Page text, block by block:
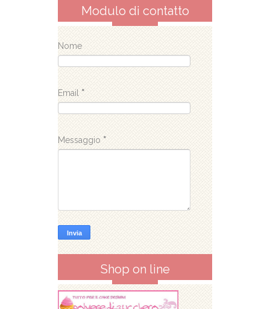
Modulo di contatto
Nome
Email *
Messaggio *
Shop on line